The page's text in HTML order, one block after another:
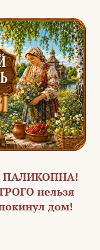
ПАЛИКОПНА!
нельзя
дом!